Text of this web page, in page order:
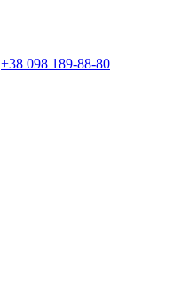
+38 098 189-88-80